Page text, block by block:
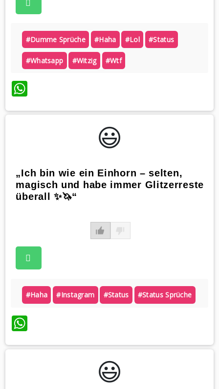
#dumme Sprüche #haha #lol #status
#whatsapp #witzig #wtf
WhatsApp
😃️
„Ich bin wie ein Einhorn – selten,
magisch und habe immer Glitzerreste
überall ✨🦄“
#haha #instagram #status #status Sprüche
WhatsApp
😃️